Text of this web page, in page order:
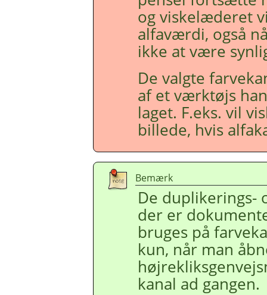
og viskelæderet
alfaværdi, også
ikke at være
De valgte
af et værktøjs
laget. F.eks. vil
billede, hvis
Bemærk
De duplikerings-
der er
bruges på
kun, når man
kanal ad gangen.